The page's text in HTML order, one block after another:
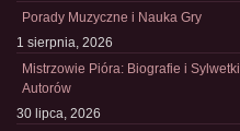
Porady Muzyczne i Nauka Gry
1 sierpnia, 2026
Mistrzowie Pióra: Biografie i Sylwetki
Autorów
30 lipca, 2026